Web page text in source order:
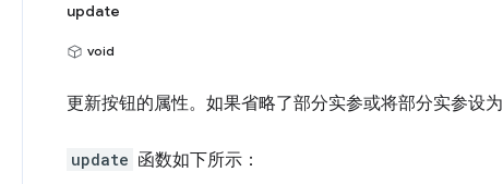
update
void
更新按钮的属性。如果省略了部分实参或将部分实参设为
update 函数如下所示：